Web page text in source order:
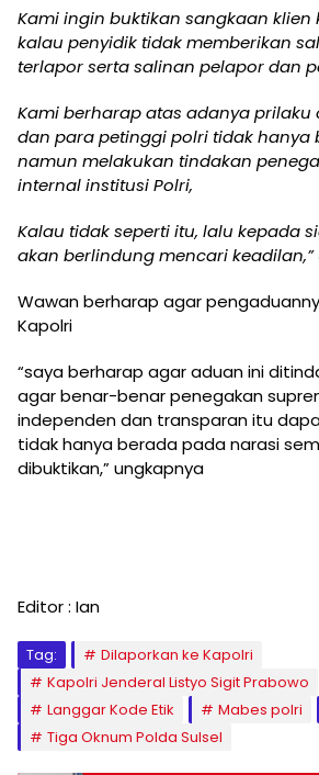
Kami ingin buktikan sangkaan klien
kalau penyidik tidak memberikan
terlapor serta salinan pelapor dan
Kami berharap atas adanya prilaku
dan para petinggi polri tidak hanya
namun melakukan tindakan
internal institusi Polri,
Kalau tidak seperti itu, lalu kepada
akan berlindung mencari keadilan,”
Wawan berharap agar
Kapolri
“saya berharap agar aduan ini
agar benar-benar penegakan
independen dan transparan itu
tidak hanya berada pada narasi
dibuktikan,” ungkapnya
Editor : Ian
Tag:
Dilaporkan ke Kapolri
Kapolri Jenderal Listyo Sigit Prabowo
Langgar Kode Etik
Mabes polri
Tiga Oknum Polda Sulsel